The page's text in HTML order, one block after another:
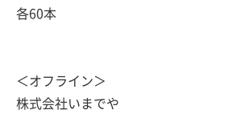
各60本
＜オフライン＞
株式会社いまでや